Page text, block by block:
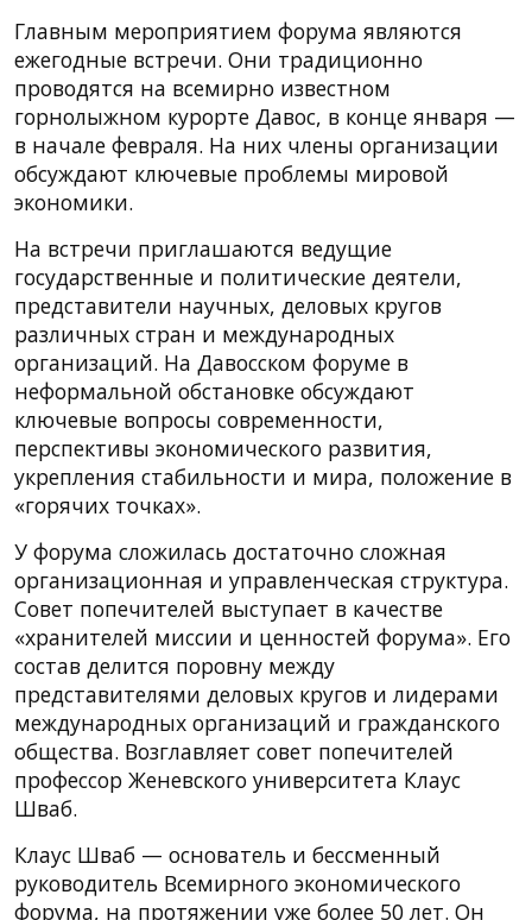
Главным мероприятием форума являются
ежегодные встречи. Они традиционно
проводятся на всемирно известном
горнолыжном курорте Давос, в конце января —
в начале февраля. На них члены организации
обсуждают ключевые проблемы мировой
экономики.
На встречи приглашаются ведущие
государственные и политические деятели,
представители научных, деловых кругов
различных стран и международных
организаций. На Давосском форуме в
неформальной обстановке обсуждают
ключевые вопросы современности,
перспективы экономического развития,
укрепления стабильности и мира, положение в
«горячих точках».
У форума сложилась достаточно сложная
организационная и управленческая структура.
Совет попечителей выступает в качестве
«хранителей миссии и ценностей форума». Его
состав делится поровну между
представителями деловых кругов и лидерами
международных организаций и гражданского
общества. Возглавляет совет попечителей
профессор Женевского университета Клаус
Шваб.
Клаус Шваб — основатель и бессменный
руководитель Всемирного экономического
форума, на протяжении уже более 50 лет. Он